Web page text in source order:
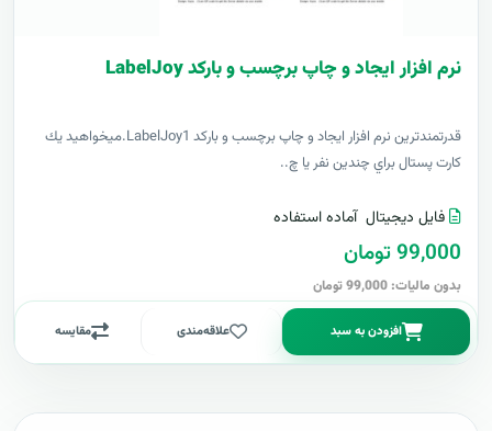
نرم افزار ایجاد و چاپ برچسب و بارکد LabelJoy
قدرتمندترين نرم افزار ایجاد و چاپ برچسب و بارکد LabelJoy1.ميخواهيد يك
كارت پستال براي چندين نفر يا چ..
فایل دیجیتال آماده استفاده
99,000 تومان
بدون مالیات: 99,000 تومان
افزودن به سبد علاقه‌مندی مقایسه